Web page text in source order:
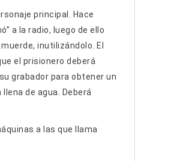
principal. Hace
a la radio, luego de ello
inutilizándolo. El
el prisionero deberá
grabador para obtener un
de agua. Deberá
a las que llama